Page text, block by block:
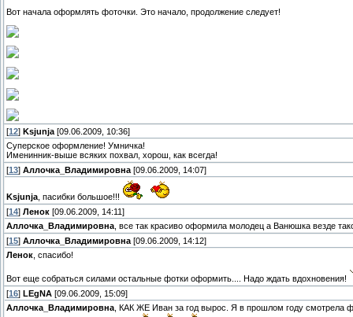
Вот начала оформлять фоточки. Это начало, продолжение следует!
[12] Ksjunja [09.06.2009, 10:36]
Суперское оформление! Умничка!
Именинник-выше всяких похвал, хорош, как всегда!
[13] Аллочка_Владимировна [09.06.2009, 14:07]
Ksjunja , пасибки большое!!!
[14] Ленок [09.06.2009, 14:11]
Аллочка_Владимировна , все так красиво оформила молодец а Ванюшка везде
[15] Аллочка_Владимировна [09.06.2009, 14:12]
Ленок , спасибо!
Вот еще собраться силами остальные фотки оформить.... Надо ждать вдохновения!
[16] LEgNA [09.06.2009, 15:09]
Аллочка_Владимировна , КАК ЖЕ Иван за год вырос. Я в прошлом году смотрела